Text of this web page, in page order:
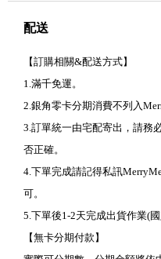
配送
【訂購相關&配送方式】
1.滿千免運。
2.銀角零卡分期消費不列入
3.訂單統一由宅配寄出，請務
否正確。
4.下單完成請記得私訊
可。
5.下單後1-2天完成出貨作業(
【無卡分期付款】